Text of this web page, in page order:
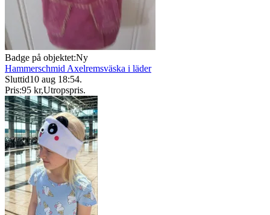
Badge på objektet:Ny
Hammerschmid Axelremsväska i läder
Sluttid10 aug 18:54.
Pris:95 kr,Utropspris.